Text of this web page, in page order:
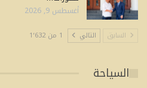
أغسطس 9, 2026
السابق التالي 1 من 1٬632
السياحة